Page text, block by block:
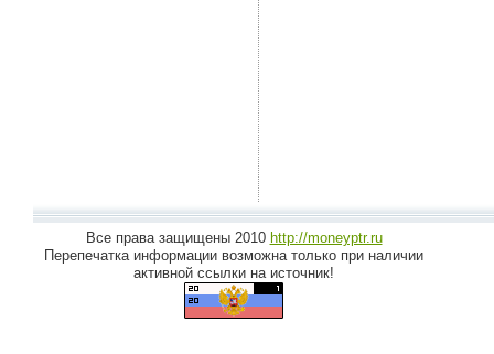
Все права защищены 2010 http://moneyptr.ru
Перепечатка информации возможна только при наличии
активной ссылки на источник!